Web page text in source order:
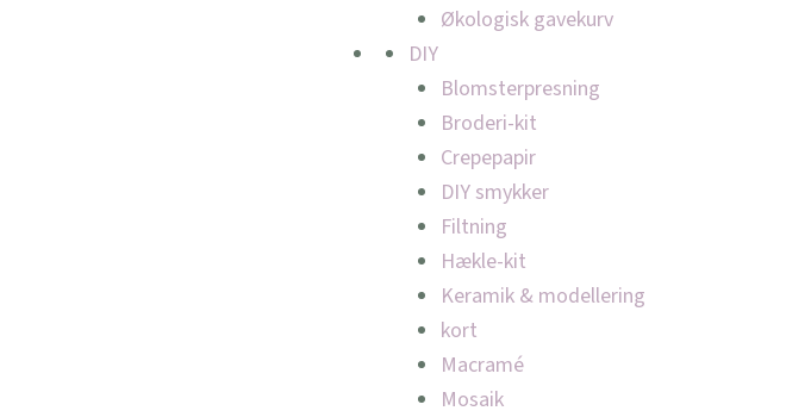
Økologisk gavekurv
DIY
Blomsterpresning
Broderi-kit
Crepepapir
DIY smykker
Filtning
Hækle-kit
Keramik & modellering
kort
Macramé
Mosaik